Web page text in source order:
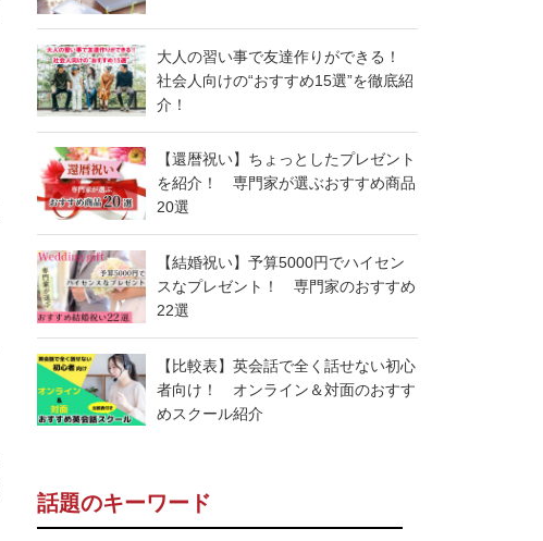
大人の習い事で友達作りができる！
社会人向けの“おすすめ15選”を徹底紹
介！
【還暦祝い】ちょっとしたプレゼント
を紹介！ 専門家が選ぶおすすめ商品
20選
【結婚祝い】予算5000円でハイセン
スなプレゼント！ 専門家のおすすめ
22選
【比較表】英会話で全く話せない初心
者向け！ オンライン＆対面のおすす
めスクール紹介
話題のキーワード